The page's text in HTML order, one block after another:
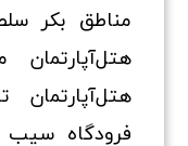
مناطق بکر